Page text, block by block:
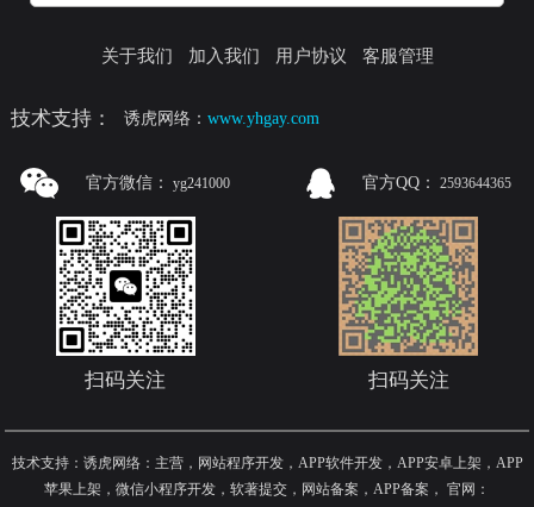
关于我们 加入我们 用户协议 客服管理
技术支持： 诱虎网络：www.yhgay.com
官方微信： yg241000
扫码关注
官方QQ： 2593644365
扫码关注
技术支持：诱虎网络：主营，网站程序开发，APP软件开发，APP安卓上架，APP
苹果上架，微信小程序开发，软著提交，网站备案，APP备案 ， 官网：